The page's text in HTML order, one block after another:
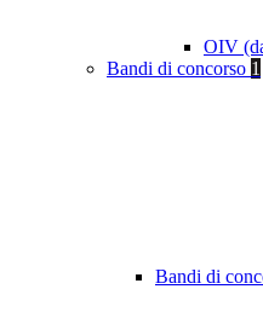
OIV
Bandi di concorso 1
Bandi di